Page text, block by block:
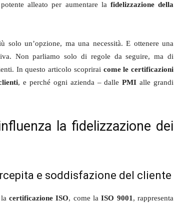
alleato per aumentare la fidelizzazione della
un’opzione, ma una necessità. E ottenere una
Non parliamo solo di regole da seguire, ma di
In questo articolo scoprirai come le certificazioni
, e perché ogni azienda – dallePMI alle grandi
la fidelizzazione dei
e soddisfazione del cliente
certificazione ISO, come laISO 9001 , rappresenta